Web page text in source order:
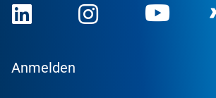
Anmelden